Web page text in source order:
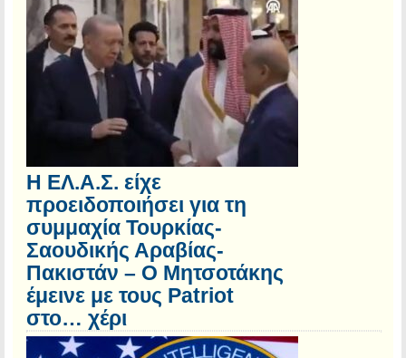
Η ΕΛ.Α.Σ. είχε
προειδοποιήσει για τη
συμμαχία Τουρκίας-
Σαουδικής Αραβίας-
Πακιστάν – Ο Μητσοτάκης
έμεινε με τους Patriot
στο… χέρι